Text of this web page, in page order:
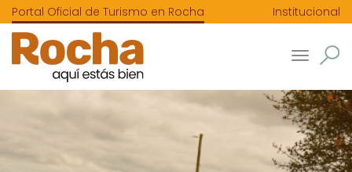
Portal Oficial de Turismo en Rocha Institucional
Toggle